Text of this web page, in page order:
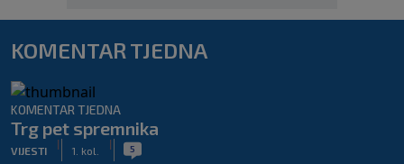
KOMENTAR TJEDNA
KOMENTAR TJEDNA
Trg pet spremnika
VIJESTI
|
1. kol.
| 5